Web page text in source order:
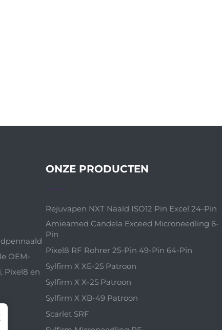
OEM-
Pixel8 en
ONZE PRODUCTEN
Rejuvapen NXT Naald ISO12 Pin Excel 24-Pin
Amieamed Candela Exceed Microneedling 6-
Pin
Pixel8 RF Rohrer 25-Pin 49-Pin 64-Pin
Sylfirm X XE-25 Patroon
Sylfirm X X-25 Patroon
Sylfirm X XB-49 Patroon
Scarlet SRF